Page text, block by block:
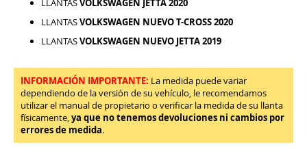
LLANTASVOLKSWAGEN JETTA 2020
LLANTASVOLKSWAGEN NUEVO T-CROSS 2020
LLANTASVOLKSWAGEN NUEVO JETTA 2019
INFORMACIÓN IMPORTANTE: La medida puede variar
dependiendo de la versión de su vehículo, le recomendamos
utilizar el manual de propietario o verificar la medida de su llanta
físicamente,ya que no tenemos devoluciones ni cambios por
errores de medida.